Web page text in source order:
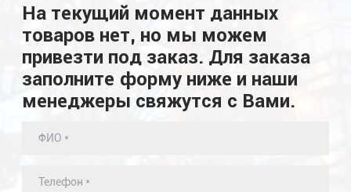
На текущий момент данных
товаров нет, но мы можем
привезти под заказ. Для заказа
заполните форму ниже и наши
менеджеры свяжутся с Вами.